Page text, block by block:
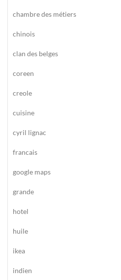
chambre des métiers
chinois
clan des belges
coreen
creole
cuisine
cyril lignac
francais
google maps
grande
hotel
huile
ikea
indien